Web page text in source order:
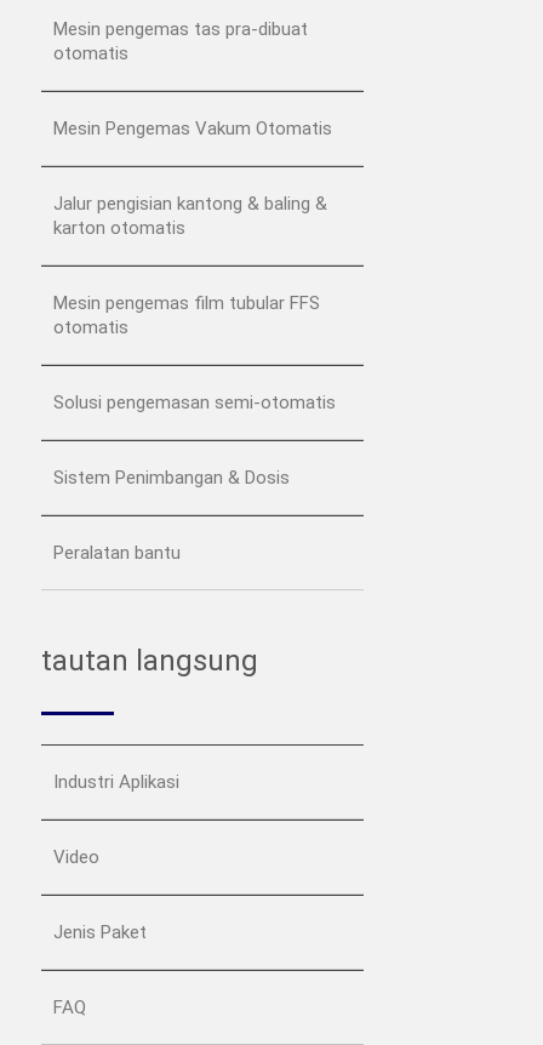
Mesin pengemas tas pra-dibuat
otomatis
Mesin Pengemas Vakum Otomatis
Jalur pengisian kantong & baling &
karton otomatis
Mesin pengemas film tubular FFS
otomatis
Solusi pengemasan semi-otomatis
Sistem Penimbangan & Dosis
Peralatan bantu
tautan langsung
Industri Aplikasi
Video
Jenis Paket
FAQ